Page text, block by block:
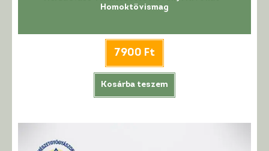
Homoktövismag
7900 Ft
Kosárba teszem